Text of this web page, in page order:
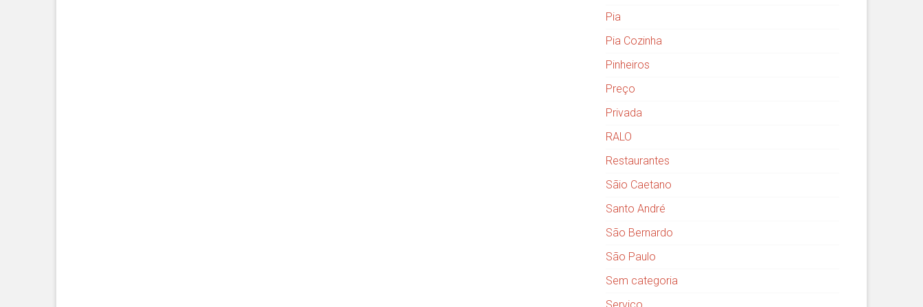
Pia
Pia Cozinha
Pinheiros
Preço
Privada
RALO
Restaurantes
Sãio Caetano
Santo André
São Bernardo
São Paulo
Sem categoria